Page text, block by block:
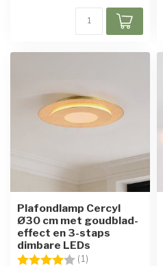
Plafondlamp Cercyl
Ø30 cm met goudblad-
effect en 3-staps
dimbare LEDs
Beoordeling: (1)